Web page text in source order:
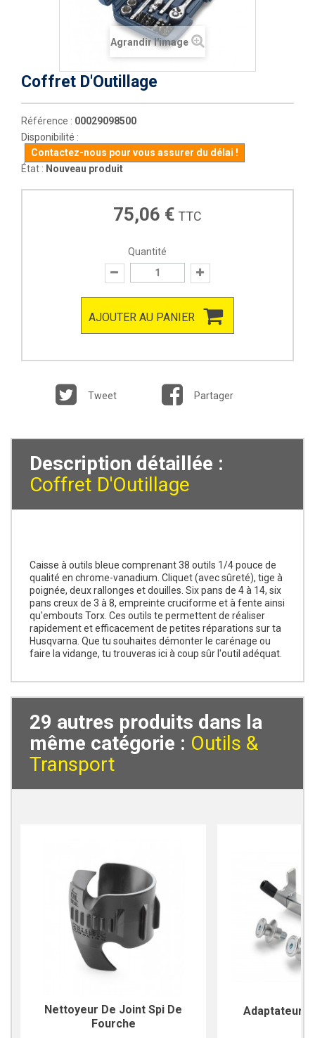
Agrandir l'image
Coffret D'Outillage
Référence : 00029098500
Disponibilité :
Contactez-nous pour vous assurer du délai !
État : Nouveau produit
75,06 € TTC
Quantité
AJOUTER AU PANIER
Tweet Partager
Description détaillée :
Coffret D'Outillage
Caisse à outils bleue comprenant 38 outils 1/4 pouce de
qualité en chrome-vanadium. Cliquet (avec sûreté), tige à
poignée, deux rallonges et douilles. Six pans de 4 à 14, six
pans creux de 3 à 8, empreinte cruciforme et à fente ainsi
qu'embouts Torx. Ces outils te permettent de réaliser
rapidement et efficacement de petites réparations sur ta
Husqvarna. Que tu souhaites démonter le carénage ou
faire la vidange, tu trouveras ici à coup sûr l'outil adéquat.
29 autres produits dans la
même catégorie : Outils &
Transport
Nettoyeur De Joint Spi De
Fourche
Adaptateur